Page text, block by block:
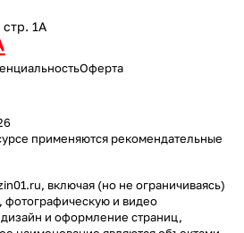
1А
Оферта
применяются рекомендательные
включая (но не ограничиваясь)
фотографическую и видео
и оформление страниц,